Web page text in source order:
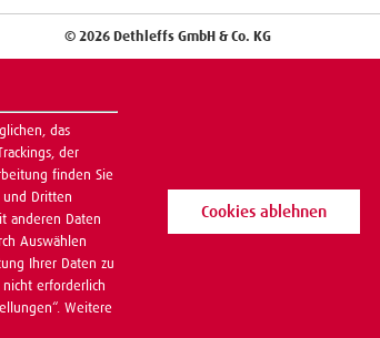
© 2026 Dethleffs GmbH & Co. KG
das
der
finden Sie
und Dritten
anderen Daten
Auswählen
Ihrer Daten zu
erforderlich
Weitere
Cookies ablehnen